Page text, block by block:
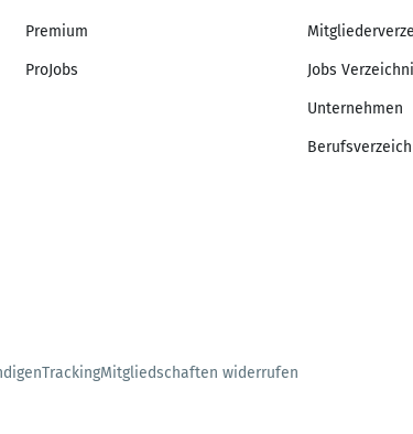
Premium
ProJobs Jobs
Unternehmen
TrackingMitgliedschaften widerrufen